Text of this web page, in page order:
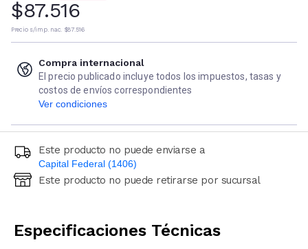
$87.516
Precio s/imp. nac. $87.516
Compra internacional
El precio publicado incluye todos los impuestos, tasas y
costos de envíos correspondientes
Ver condiciones
Este producto no puede enviarse a
Capital Federal (1406)
Ingresá código postal (sólo números)
Este producto no puede retirarse por sucursal
Especificaciones Técnicas